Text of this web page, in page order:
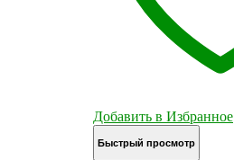
Добавить в Избранное
Быстрый просмотр